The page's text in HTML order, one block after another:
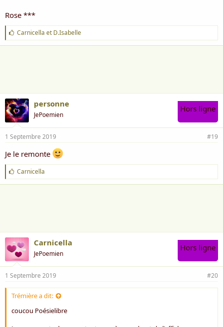
Rose ***
J
'
a
Carnicella et D.Isabelle
personne
JePoemien
Hors ligne
1 Septembre 2019 #19
Je le remonte
J
'
a
Carnicella
Carnicella
JePoemien
Hors ligne
1 Septembre 2019 #20
Trémière a dit:
coucou Poésielibre